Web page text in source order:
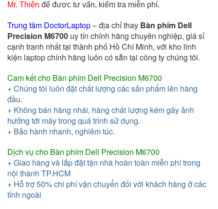
Mr. Thiện để được tư vấn, kiểm tra miễn phí.
Trung tâm DoctorLaptop– địa chỉ thay Bàn phím Dell
Precision M6700 uy tín chính hãng chuyên nghiệp, giá sỉ
cạnh tranh nhất tại thành phố Hồ Chí Minh, với kho linh
kiện laptop chính hãng luôn có sẵn tại công ty chúng tôi.
Cam kết cho Bàn phím Dell Precision M6700
+ Chúng tôi luôn đặt chất lượng các sản phẩm lên hàng
đầu.
+ Không bán hàng nhái, hàng chất lượng kém gây ảnh
hưởng tới máy trong quá trình sử dụng.
+ Bảo hành nhanh, nghiêm túc.
Dịch vụ cho Bàn phím Dell Precision M6700
+ Giao hàng và lắp đặt tận nhà hoàn toàn miễn phí trong
nội thành TP.HCM
+ Hỗ trợ 50% chi phí vận chuyển đối với khách hàng ở các
tỉnh ngoài